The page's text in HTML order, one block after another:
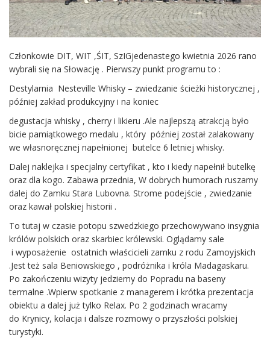
Członkowie DIT, WIT ,ŚIT, SzIGjedenastego kwietnia 2026 rano
wybrali się na Słowację . Pierwszy punkt programu to :
Destylarnia Nesteville Whisky – zwiedzanie ścieżki historycznej ,
później zakład produkcyjny i na koniec
degustacja whisky , cherry i likieru .Ale najlepszą atrakcją było
bicie pamiątkowego medalu , który później został zalakowany
we własnoręcznej napełnionej butelce 6 letniej whisky.
Dalej naklejka i specjalny certyfikat , kto i kiedy napełnił butelkę
oraz dla kogo. Zabawa przednia, W dobrych humorach ruszamy
dalej do Zamku Stara Lubovna. Strome podejście , zwiedzanie
oraz kawał polskiej historii .
To tutaj w czasie potopu szwedzkiego przechowywano insygnia
królów polskich oraz skarbiec królewski. Oglądamy sale
i wyposażenie ostatnich właścicieli zamku z rodu Zamoyjskich
.Jest też sala Beniowskiego , podróżnika i króla Madagaskaru.
Po zakończeniu wizyty jedziemy do Popradu na baseny
termalne .Wpierw spotkanie z managerem i krótka prezentacja
obiektu a dalej już tylko Relax. Po 2 godzinach wracamy
do Krynicy, kolacja i dalsze rozmowy o przyszłości polskiej
turystyki.